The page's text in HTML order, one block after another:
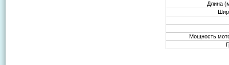
Длина
Мощность